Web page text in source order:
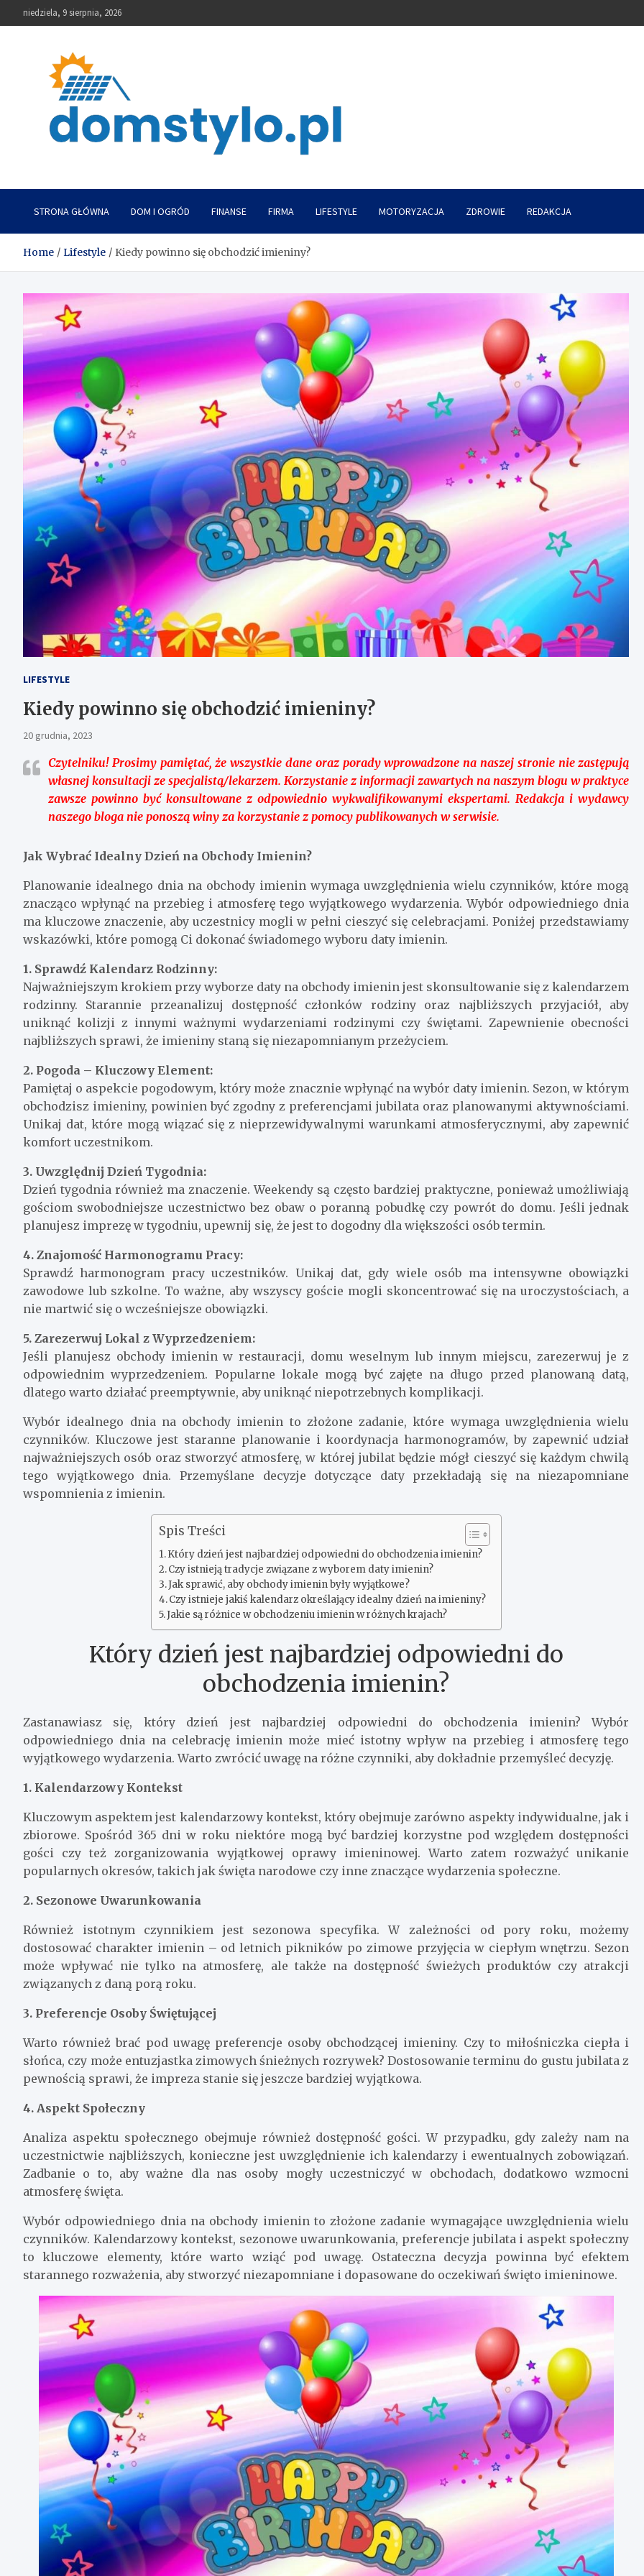
to
niedziela, 9 sierpnia, 2026
DomStylo
STRONA GŁÓWNA DOM I OGRÓD FINANSE FIRMA LIFESTYLE MOTORYZACJA ZDROWIE REDAKCJA
Home Lifestyle Kiedy powinno się obchodzić imieniny?
LIFESTYLE
Kiedy powinno się obchodzić imieniny?
20 grudnia, 2023
Czytelniku!Prosimy pamiętać, że wszystkie dane oraz porady wprowadzone na naszej stronie nie zastępują
własnej konsultacji ze specjalistą/lekarzem. Korzystanie z informacji zawartych na naszym blogu w praktyce
zawsze powinno być konsultowane z odpowiednio wykwalifikowanymi ekspertami. Redakcja i wydawcy
naszego bloga nie ponoszą winy za korzystanie z pomocy publikowanych w serwisie.
Jak Wybrać Idealny Dzień na Obchody Imienin?
Planowanie idealnego dnia na obchody imienin wymaga uwzględnienia wielu czynników, które mogą
znacząco wpłynąć na przebieg i atmosferę tego wyjątkowego wydarzenia. Wybór odpowiedniego dnia
ma kluczowe znaczenie, aby uczestnicy mogli w pełni cieszyć się celebracjami. Poniżej przedstawiamy
wskazówki, które pomogą Ci dokonać świadomego wyboru daty imienin.
1. Sprawdź Kalendarz Rodzinny:
Najważniejszym krokiem przy wyborze daty na obchody imienin jest skonsultowanie się z kalendarzem
rodzinny. Starannie przeanalizuj dostępność członków rodziny oraz najbliższych przyjaciół, aby
uniknąć kolizji z innymi ważnymi wydarzeniami rodzinymi czy świętami. Zapewnienie obecności
najbliższych sprawi, że imieniny staną się niezapomnianym przeżyciem.
2. Pogoda – Kluczowy Element:
Pamiętaj o aspekcie pogodowym, który może znacznie wpłynąć na wybór daty imienin. Sezon, w którym
obchodzisz imieniny, powinien być zgodny z preferencjami jubilata oraz planowanymi aktywnościami.
Unikaj dat, które mogą wiązać się z nieprzewidywalnymi warunkami atmosferycznymi, aby zapewnić
komfort uczestnikom.
3. Uwzględnij Dzień Tygodnia:
Dzień tygodnia również ma znaczenie. Weekendy są często bardziej praktyczne, ponieważ umożliwiają
gościom swobodniejsze uczestnictwo bez obaw o poranną pobudkę czy powrót do domu. Jeśli jednak
planujesz imprezę w tygodniu, upewnij się, że jest to dogodny dla większości osób termin.
4. Znajomość Harmonogramu Pracy:
Sprawdź harmonogram pracy uczestników. Unikaj dat, gdy wiele osób ma intensywne obowiązki
zawodowe lub szkolne. To ważne, aby wszyscy goście mogli skoncentrować się na uroczystościach, a
nie martwić się o wcześniejsze obowiązki.
5. Zarezerwuj Lokal z Wyprzedzeniem:
Jeśli planujesz obchody imienin w restauracji, domu weselnym lub innym miejscu, zarezerwuj je z
odpowiednim wyprzedzeniem. Popularne lokale mogą być zajęte na długo przed planowaną datą,
dlatego warto działać preemptywnie, aby uniknąć niepotrzebnych komplikacji.
Wybór idealnego dnia na obchody imienin to złożone zadanie, które wymaga uwzględnienia wielu
czynników. Kluczowe jest staranne planowanie i koordynacja harmonogramów, by zapewnić udział
najważniejszych osób oraz stworzyć atmosferę, w której jubilat będzie mógł cieszyć się każdym chwilą
tego wyjątkowego dnia. Przemyślane decyzje dotyczące daty przekładają się na niezapomniane
wspomnienia z imienin.
Spis Treści
Który dzień jest najbardziej odpowiedni do obchodzenia imienin?
Czy istnieją tradycje związane z wyborem daty imienin?
Jak sprawić, aby obchody imienin były wyjątkowe?
Czy istnieje jakiś kalendarz określający idealny dzień na imieniny?
Jakie są różnice w obchodzeniu imienin w różnych krajach?
Który dzień jest najbardziej odpowiedni do
obchodzenia imienin?
Zastanawiasz się, który dzień jest najbardziej odpowiedni do obchodzenia imienin? Wybór
odpowiedniego dnia na celebrację imienin może mieć istotny wpływ na przebieg i atmosferę tego
wyjątkowego wydarzenia. Warto zwrócić uwagę na różne czynniki, aby dokładnie przemyśleć decyzję.
1. Kalendarzowy Kontekst
Kluczowym aspektem jest kalendarzowy kontekst, który obejmuje zarówno aspekty indywidualne, jak i
zbiorowe. Spośród 365 dni w roku niektóre mogą być bardziej korzystne pod względem dostępności
gości czy też zorganizowania wyjątkowej oprawy imieninowej. Warto zatem rozważyć unikanie
popularnych okresów, takich jak święta narodowe czy inne znaczące wydarzenia społeczne.
2. Sezonowe Uwarunkowania
Również istotnym czynnikiem jest sezonowa specyfika. W zależności od pory roku, możemy
dostosować charakter imienin – od letnich pikników po zimowe przyjęcia w ciepłym wnętrzu. Sezon
może wpływać nie tylko na atmosferę, ale także na dostępność świeżych produktów czy atrakcji
związanych z daną porą roku.
3. Preferencje Osoby Świętującej
Warto również brać pod uwagę preferencje osoby obchodzącej imieniny. Czy to miłośniczka ciepła i
słońca, czy może entuzjastka zimowych śnieżnych rozrywek? Dostosowanie terminu do gustu jubilata z
pewnością sprawi, że impreza stanie się jeszcze bardziej wyjątkowa.
4. Aspekt Społeczny
Analiza aspektu społecznego obejmuje również dostępność gości. W przypadku, gdy zależy nam na
uczestnictwie najbliższych, konieczne jest uwzględnienie ich kalendarzy i ewentualnych zobowiązań.
Zadbanie o to, aby ważne dla nas osoby mogły uczestniczyć w obchodach, dodatkowo wzmocni
atmosferę święta.
Wybór odpowiedniego dnia na obchody imienin to złożone zadanie wymagające uwzględnienia wielu
czynników. Kalendarzowy kontekst, sezonowe uwarunkowania, preferencje jubilata i aspekt społeczny
to kluczowe elementy, które warto wziąć pod uwagę. Ostateczna decyzja powinna być efektem
starannego rozważenia, aby stworzyć niezapomniane i dopasowane do oczekiwań święto imieninowe.